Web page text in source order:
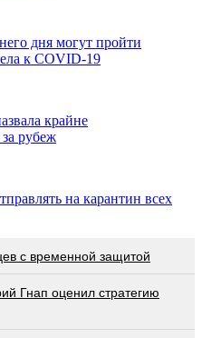
дня могут пройти
к COVID-19
крайне
рубеж
на карантин всех
с временной защитой
Гнап оценил стратегию